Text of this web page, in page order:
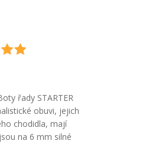
řady STARTER
obuvi, jejich
chodidla, mají
na 6 mm silné